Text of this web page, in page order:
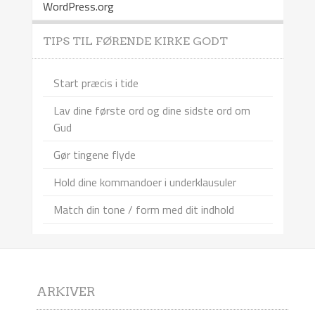
WordPress.org
TIPS TIL FØRENDE KIRKE GODT
Start præcis i tide
Lav dine første ord og dine sidste ord om
Gud
Gør tingene flyde
Hold dine kommandoer i underklausuler
Match din tone / form med dit indhold
ARKIVER